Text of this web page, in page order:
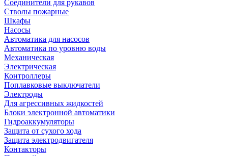
Соединители для рукавов
Стволы пожарные
Шкафы
Насосы
Автоматика для насосов
Автоматика по уровню воды
Механическая
Электрическая
Контроллеры
Поплавковые выключатели
Электроды
Для агрессивных жидкостей
Блоки электронной автоматики
Гидроаккумуляторы
Защита от сухого хода
Защита электродвигателя
Контакторы